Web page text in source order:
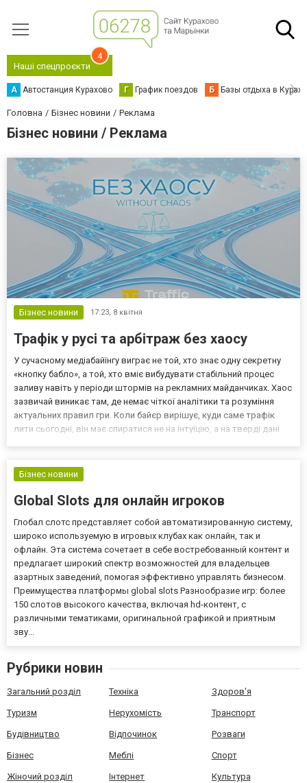
Наші спецпроєкти
4
А Автостанция Курахово Г График поездов Б Базы отдыха в
Головна Бізнес новини Реклама
Бізнес новини / Реклама
Бізнес новини 17:23, 8 квітня
Трафік у русі та арбітраж без хаосу
У сучасному медіабайїнгу виграє не той, хто знає одну секретну
«кнопку бабло», а той, хто вміє вибудувати стабільний процес
заливу навіть у періоди штормів на рекламних майданчиках. Хаос
зазвичай виникає там, де немає чіткої аналітики та розуміння
актуальних правил гри. Коли байєр вирішує, куди саме трафік
лити сьогодні, він має спиратися не на інтуїцію, а на тверді дані
Бізнес новини
Global Slots для онлайн игроков
Глобал слотс представляет собой автоматизированную систему,
широко используемую в игровых клубах как онлайн, так и
офлайн. Эта система сочетает в себе востребованный контент и
предлагает широкий спектр возможностей для владельцев
азартных заведений, помогая эффективно управлять бизнесом.
Преимущества платформы global slots Разнообразие игр: более
150 слотов высокого качества, включая hd-контент, с
различными тематиками, оригинальной графикой и приятным
зву...
Рубрики новин
Загальний розділ Техніка Здоров'я
Туризм Нерухомість Транспорт
Будівництво Відпочинок Розваги
Бізнес Меблі Спорт
Жіночий розділ Інтернет Культура